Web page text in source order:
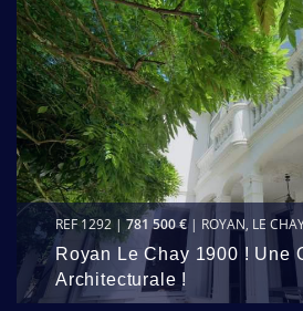
REF 1292 |781 500 €| ROYAN, LE
Royan Le Chay 1900 ! Une
Architecturale !